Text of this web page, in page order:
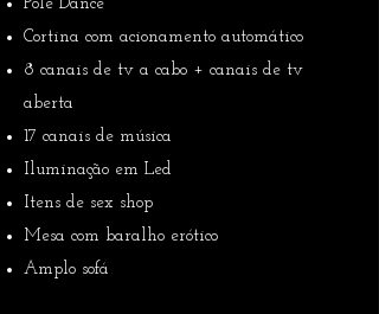
Pole Dance
Cortina com acionamento automático
8 canais de tv a cabo + canais de tv
aberta
17 canais de música
Iluminação em Led
Itens de sex shop
Mesa com baralho erótico
Amplo sofá